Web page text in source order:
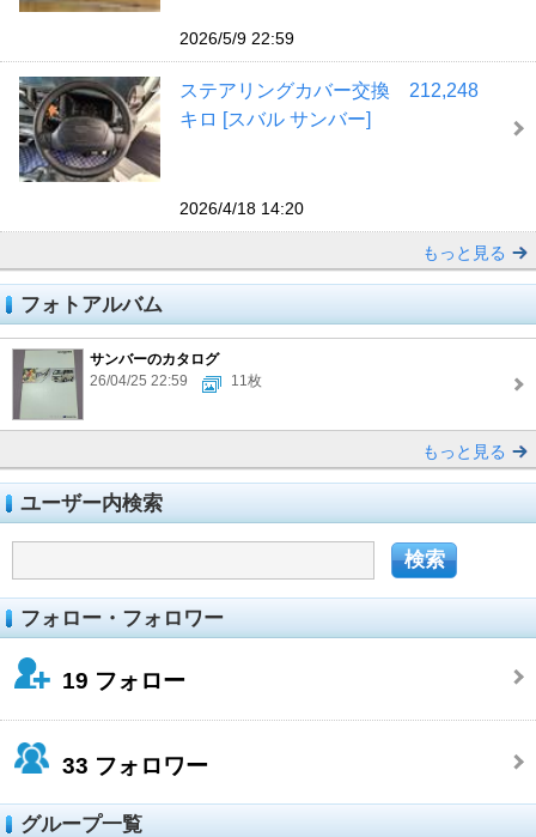
2026/5/9 22:59
ステアリングカバー交換 212,248
キロ [スバル サンバー]
2026/4/18 14:20
もっと見る
フォトアルバム
サンバーのカタログ
26/04/25 22:59
11枚
もっと見る
ユーザー内検索
フォロー・フォロワー
19 フォロー
33 フォロワー
グループ一覧